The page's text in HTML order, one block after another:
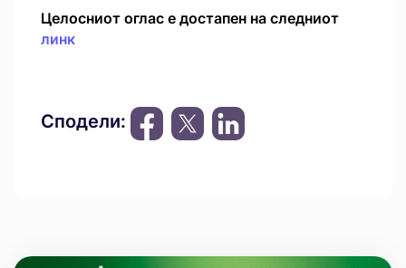
Целосниот оглас е достапен на следниот
линк
Сподели: